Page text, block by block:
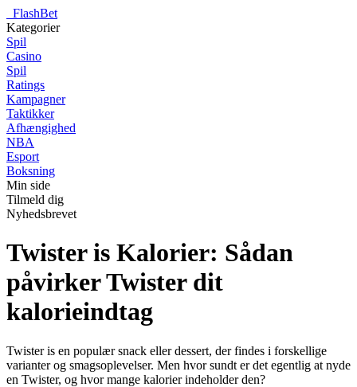
FlashBet
Kategorier
Spil
Casino
Spil
Ratings
Kampagner
Taktikker
Afhængighed
NBA
Esport
Boksning
Min side
Tilmeld dig
Nyhedsbrevet
Twister is Kalorier: Sådan
påvirker Twister dit
kalorieindtag
Twister is en populær snack eller dessert, der findes i forskellige
varianter og smagsoplevelser. Men hvor sundt er det egentlig at nyde
en Twister, og hvor mange kalorier indeholder den?